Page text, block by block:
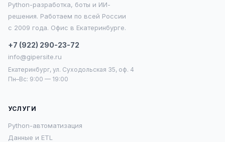
Python-разработка, боты и ИИ-
решения. Работаем по всей России
с 2009 года. Офис в Екатеринбурге.
+7 (922) 290-23-72
info@gipersite.ru
Екатеринбург, ул. Суходольская 35, оф. 4
Пн–Вс: 9:00 — 19:00
УСЛУГИ
Python-автоматизация
Данные и ETL